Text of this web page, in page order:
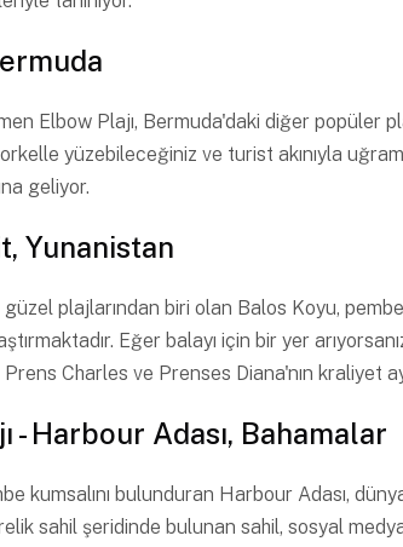
Elbow Plajı, Bermuda'daki diğer popüler
yüzebileceğiniz ve turist akınıyla
geliyor.
Yunanistan
güzel plajlarından biri olan Balos Koyu,
Eğer balayı için bir yer
Charles ve Prenses Diana'nın kraliyet
- Harbour Adası, Bahamalar
kumsalını bulunduran Harbour Adası,
sahil şeridinde bulunan sahil, sosyal